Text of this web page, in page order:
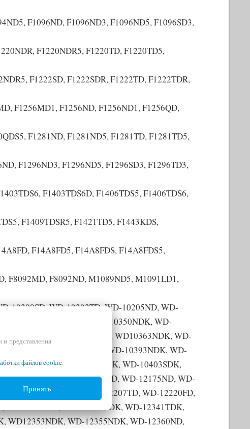
F1096ND, F1096ND3, F1096ND5, F1096SD3,
F1220NDR5, F1220TD, F1220TD5,
F1222SD, F1222SDR, F1222TD, F1222TDR,
F1256MD1, F1256ND, F1256ND1, F1256QD,
F1281ND, F1281ND5, F1281TD, F1281TD5,
F1296ND3, F1296ND5, F1296SD3, F1296TD3,
F1403TDS6D, F1406TDS5, F1406TDS6,
F1409TDSR5, F1421TD5, F1443KDS,
F14A8FD5, F14A8FDS, F14A8FDS5,
F8092MD, F8092ND, M1089ND5, M1091LD1,
10200SD, WD-10202TD, WD-10205ND, WD-
WD-10344ND, WD-10350NDK, WD-
10361TDK, WD-10362TD, WD10363NDK, WD-
10391TDK, WD-10392TD, WD-10393NDK, WD-
10401TDK, WD-10403NDK, WD-10403SDK,
WD-12120ND, WD12170TD, WD-12175ND, WD-
WD-12205SD, WD-12207TD, WD-12220FD,
WD-12340ND, WD-12340NDK, WD-12341TDK,
WD12353NDK, WD-12355NDK, WD-12360ND,
и представления
файлов cookie.
Принять